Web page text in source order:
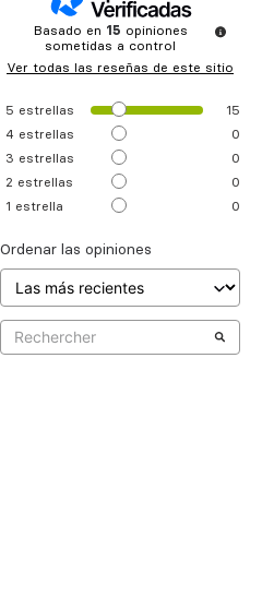
Basado en 15 opiniones
sometidas a control
Ver todas las reseñas de este sitio
5 estrellas
15
4 estrellas
0
3 estrellas
0
2 estrellas
0
1 estrella 0
Ordenar las opiniones